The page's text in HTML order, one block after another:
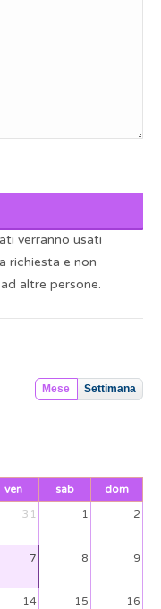
verranno usati
richiesta e non
altre persone.
Mese Settimana
ven sab
dom
31 1 2
7 8 9
14 15 16